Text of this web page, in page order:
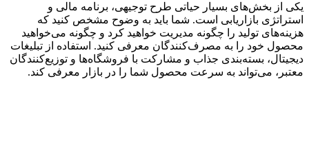
یکی از بخش‌های بسیار حیاتی طرح توجیهی، برنامه مالی و
استراتژی بازاریابی است. شما باید به وضوح مشخص کنید که
هزینه‌های تولید را چگونه مدیریت خواهید کرد و چگونه می‌خواهید
محصول خود را به مصرف‌کنندگان معرفی کنید. استفاده از تبلیغات
دیجیتال، بسته‌بندی جذاب و مشارکت با فروشگاه‌ها و توزیع‌کنندگان
معتبر، می‌تواند به سرعت محصول شما را در بازار معرفی کند.